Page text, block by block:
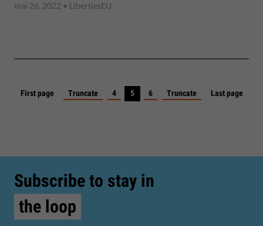
mai 26, 2022 • LibertiesEU
First page Truncate 4 5 6 Truncate Last page
Subscribe to stay in
the loop